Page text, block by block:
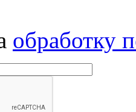
обработку